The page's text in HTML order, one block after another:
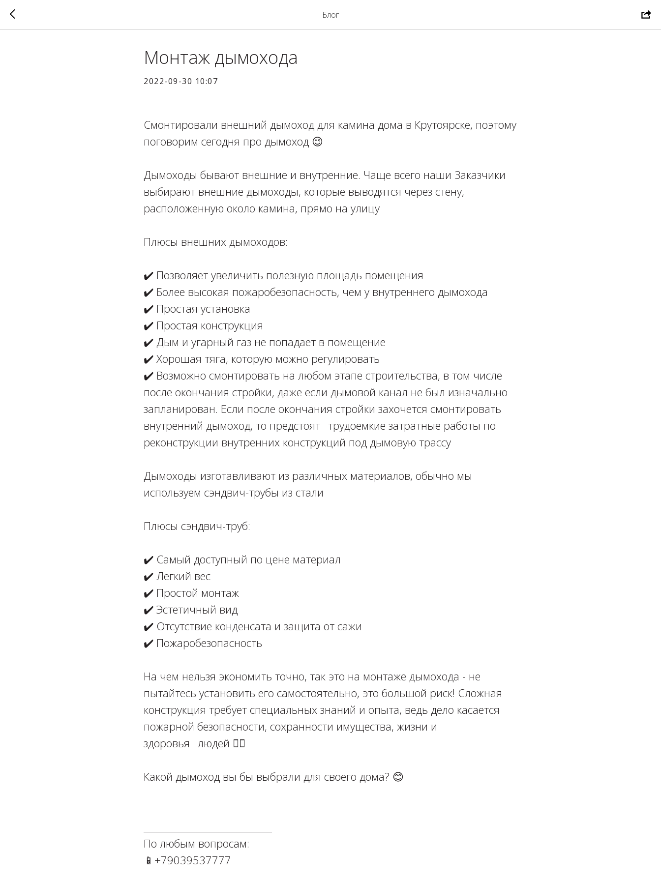
Блог
Монтаж дымохода
2022-09-30 10:07
Смонтировали внешний дымоход для камина дома в Крутоярске, поэтому
поговорим сегодня про дымоход 😉⁣⁣⠀
Дымоходы бывают внешние и внутренние. Чаще всего наши Заказчики
выбирают внешние дымоходы, которые выводятся через стену,
расположенную около камина, прямо на улицу⁣⁣⠀
Плюсы внешних дымоходов:⁣⁣⠀
✔️ Позволяет увеличить полезную площадь помещения ⁣⁣⠀
✔️ Более высокая пожаробезопасность, чем у внутреннего дымохода ⁣⁣⠀
✔️ Простая установка⁣⁣⠀
✔️ Простая конструкция⁣⁣⠀
✔️ Дым и угарный газ не попадает в помещение ⁣⁣⠀
✔️ Хорошая тяга, которую можно регулировать ⁣⁣⠀
✔️ Возможно смонтировать на любом этапе строительства, в том числе
после окончания стройки, даже если дымовой канал не был изначально
запланирован. Если после окончания стройки захочется смонтировать
внутренний дымоход, то предстоят⠀трудоемкие затратные работы по
реконструкции внутренних конструкций под дымовую трассу⁣⁣⠀
Дымоходы изготавливают из различных материалов, обычно мы
используем сэндвич-трубы из стали⁣⁣⠀
Плюсы сэндвич-труб:⁣⁣⠀
✔️ Самый доступный по цене материал⁣⁣⠀
✔️ Легкий вес⁣⁣⠀
✔️ Простой монтаж ⁣⁣⠀
✔️ Эстетичный вид⁣⁣⠀
✔️ Отсутствие конденсата и защита от сажи⁣⁣⠀
✔️ Пожаробезопасность ⁣⁣⠀
На чем нельзя экономить точно, так это на монтаже дымохода - не
пытайтесь установить его самостоятельно, это большой риск! Сложная
конструкция требует специальных знаний и опыта, ведь дело касается
пожарной безопасности, сохранности имущества, жизни и
здоровья⠀людей ☝🏻⁣⁣⠀
Какой дымоход вы бы выбрали для своего дома? 😊⁣⁣⠀
По любым вопросам: ⁣⁣⠀⁣⁣⠀⁣⁣⠀
📱+79039537777⁣⁣⁣⁣⠀